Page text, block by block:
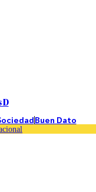
Buen Dato